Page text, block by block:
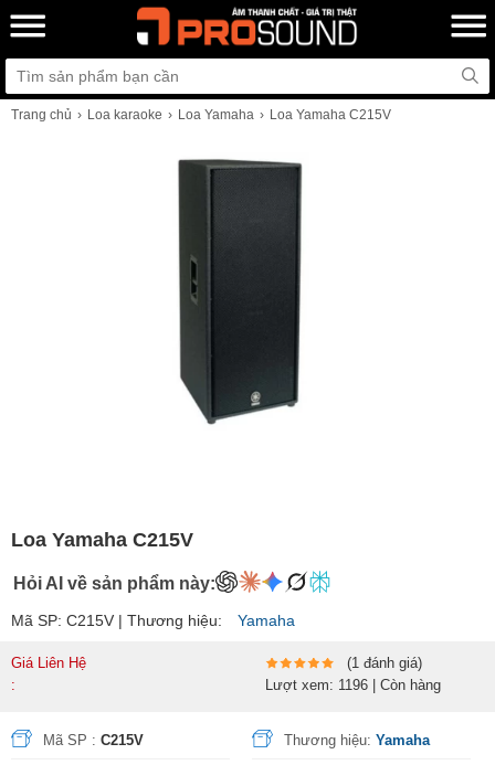
Trang chủ Loa karaoke Loa Yamaha Loa Yamaha C215V
Loa Yamaha C215V
Hỏi AI về sản phẩm này:
Mã SP: C215V | Thương hiệu: Yamaha
Giá Liên Hệ
:
(1 đánh giá)
Lượt xem: 1196 | Còn hàng
Mã SP : C215V Thương hiệu:Yamaha